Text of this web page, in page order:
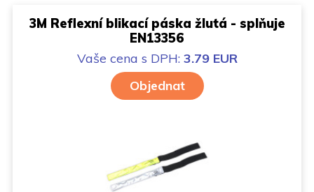
3M Reflexní blikací páska žlutá - splňuje
EN13356
Vaše cena s DPH: 3.79 EUR
Objednat